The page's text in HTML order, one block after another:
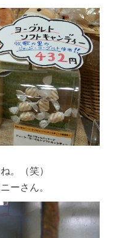
。（笑）
ーさん。